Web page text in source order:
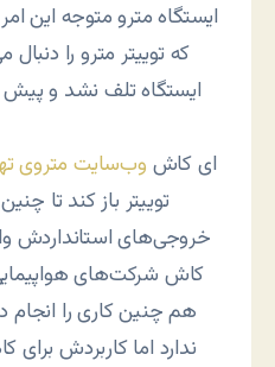
ایستگاه مترو متوجه این
که توییتر مترو را
ایستگاه تلف نشد و پیش
ای کاش وب‌سایت متروی
توییتر باز کند تا
خروجی‌های استانداردش
کاش شرکت‌های
هم چنین کاری را
ندارد اما کاربردش